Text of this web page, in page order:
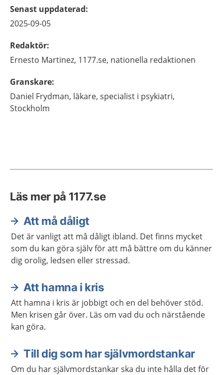
Senast uppdaterad:
2025-09-05
Redaktör:
Ernesto Martinez, 1177.se, nationella redaktionen
Granskare:
Daniel Frydman, läkare, specialist i psykiatri,
Stockholm
Läs mer på 1177.se
Att må dåligt
Det är vanligt att må dåligt ibland. Det finns mycket
som du kan göra själv för att må bättre om du känner
dig orolig, ledsen eller stressad.
Att hamna i kris
Att hamna i kris är jobbigt och en del behöver stöd.
Men krisen går över. Läs om vad du och närstående
kan göra.
Till dig som har självmordstankar
Om du har självmordstankar ska du inte hålla det för